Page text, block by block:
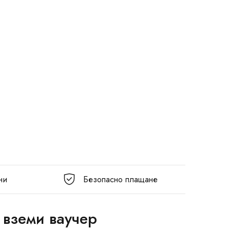
Безопасно плащане
ваучер